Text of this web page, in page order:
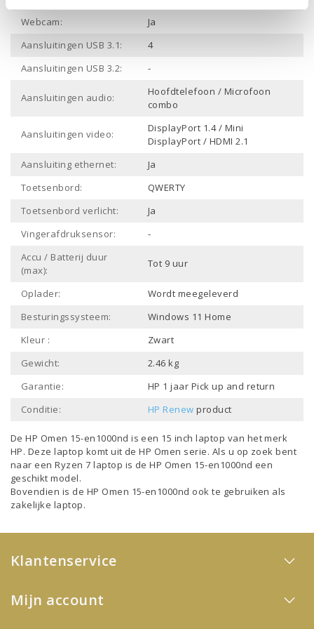
Webcam:
Ja
Aansluitingen USB 3.1:
4
Aansluitingen USB 3.2:
-
Aansluitingen audio:
Hoofdtelefoon / Microfoon
combo
Aansluitingen video:
DisplayPort 1.4 / Mini
DisplayPort / HDMI 2.1
Aansluiting ethernet:
Ja
Toetsenbord:
QWERTY
Toetsenbord verlicht:
Ja
Vingerafdruksensor:
-
Accu / Batterij duur
(max):
Tot 9 uur
Oplader:
Wordt meegeleverd
Besturingssysteem:
Windows 11 Home
Kleur :
Zwart
Gewicht:
2.46 kg
Garantie:
HP 1 jaar Pick up and return
Conditie:
HP Renew product
De HP Omen 15-en1000nd is een 15 inch laptop van het merk
HP. Deze laptop komt uit deHP Omen serie. Als u op zoek bent
naar eenRyzen 7 laptop is de HP Omen 15-en1000nd een
geschikt model.
Bovendien is de HP Omen 15-en1000nd ook te gebruiken als
zakelijke laptop.
Klantenservice
Mijn account